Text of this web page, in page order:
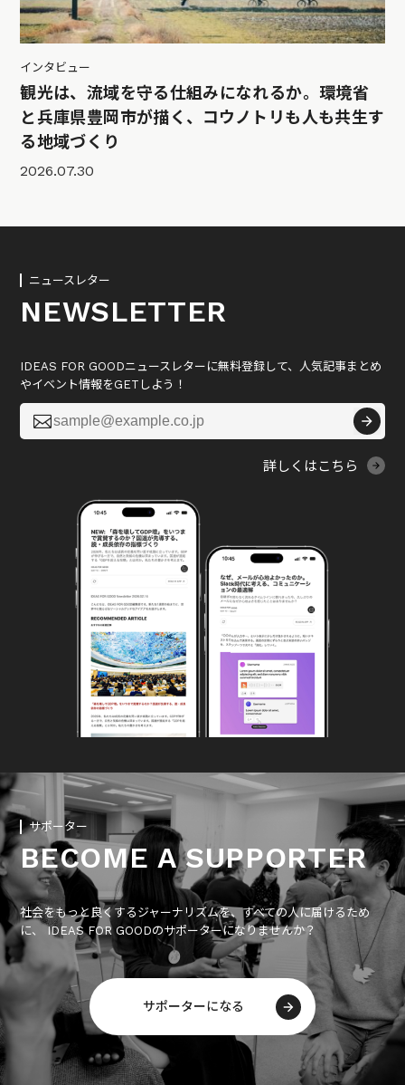
インタビュー
観光は、流域を守る仕組みになれるか。環境省
と兵庫県豊岡市が描く、コウノトリも人も共生す
る地域づくり
2026.07.30
ニュースレター
NEWSLETTER
IDEAS FOR GOODニュースレターに無料登録して、人気記事まとめ
やイベント情報をGETしよう！

詳しくはこちら
サポーター
BECOME A SUPPORTER
社会をもっと良くするジャーナリズムを、すべての人に届けるため
に、 IDEAS FOR GOODのサポーターになりませんか？
サポーターになる